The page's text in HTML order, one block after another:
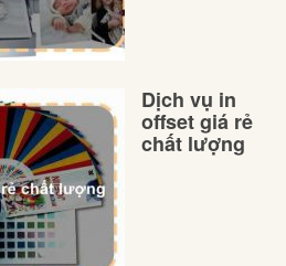
Dịch vụ in
offset giá rẻ
chất lượng